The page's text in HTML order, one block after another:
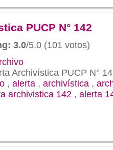
PUCP N° 142
3.0/5.0 (101 votos)
Archivística PUCP N°
, alerta , archivística ,
archivistica 142 , alerta